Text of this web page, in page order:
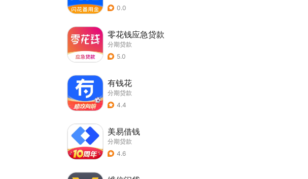
0.0
零花钱应急贷款
分期贷款
5.0
有钱花
分期贷款
4.4
美易借钱
分期贷款
4.6